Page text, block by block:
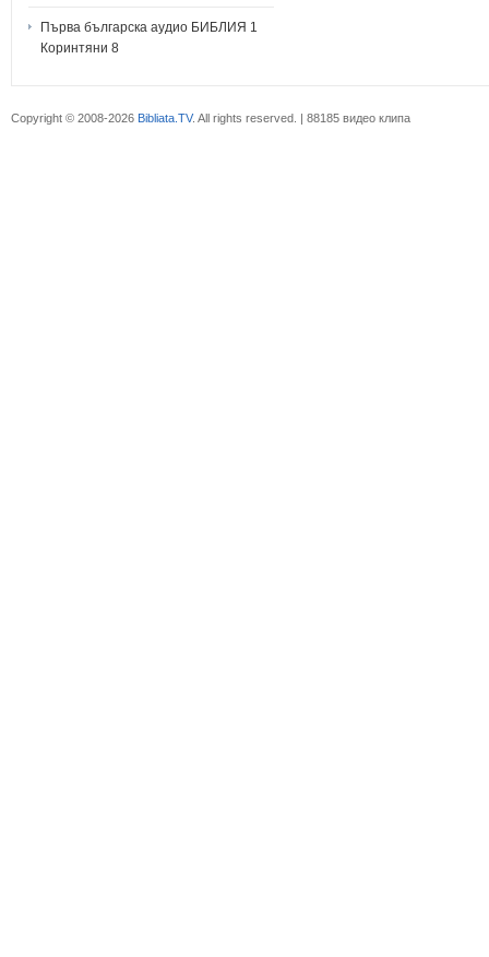
Първа българска аудио БИБЛИЯ 1
Коринтяни 8
Copyright © 2008-2026 Bibliata.TV. All rights reserved. | 88185 видео клипа